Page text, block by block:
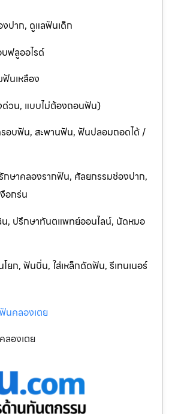
ปาก, ดูแลฟันเด็ก
ฟลูออไรด์
นเหลือง
ด่วน, แบบไม่ต้องถอนฟัน)
อบฟัน, สะพานฟัน, ฟันปลอมถอดได้ /
ษาคลองรากฟัน, ศัลยกรรมช่องปาก,
อกร่น
, ปรึกษาทันตแพทย์ออนไลน์, นัดหมอ
ยก, ฟันบิ่น, ใส่เหล็กดัดฟัน, รีเทนเนอร์
นคลองเตย
องเตย